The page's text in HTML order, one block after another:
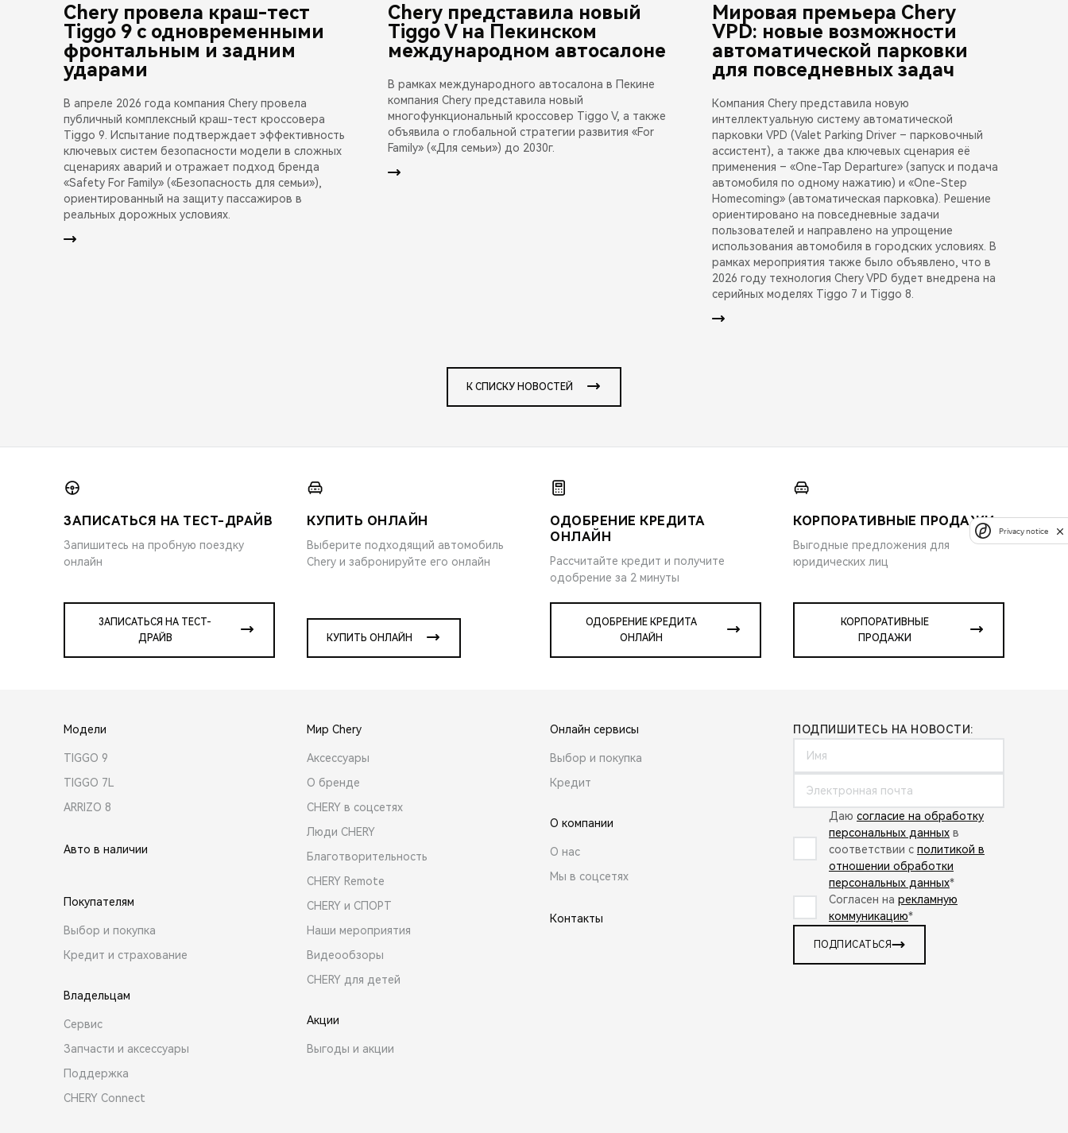
Chery провела краш-тест
Tiggo 9 с одновременными
фронтальным и задним
ударами
В апреле 2026 года компания Chery провела
публичный комплексный краш-тест кроссовера
Tiggo 9. Испытание подтверждает эффективность
ключевых систем безопасности модели в сложных
сценариях аварий и отражает подход бренда
«Safety For Family» («Безопасность для семьи»),
ориентированный на защиту пассажиров в
реальных дорожных условиях.
Chery представила новый
Tiggo V на Пекинском
международном автосалоне
В рамках международного автосалона в Пекине
компания Chery представила новый
многофункциональный кроссовер Tiggo V, а также
объявила о глобальной стратегии развития «For
Family» («Для семьи») до 2030г.
Мировая премьера Chery
VPD: новые возможности
автоматической парковки
для повседневных задач
Компания Chery представила новую
интеллектуальную систему автоматической
парковки VPD (Valet Parking Driver – парковочный
ассистент), а также два ключевых сценария её
применения – «One-Tap Departure» (запуск и подача
автомобиля по одному нажатию) и «One-Step
Homecoming» (автоматическая парковка). Решение
ориентировано на повседневные задачи
пользователей и направлено на упрощение
использования автомобиля в городских условиях. В
рамках мероприятия также было объявлено, что в
2026 году технология Chery VPD будет внедрена на
серийных моделях Tiggo 7 и Tiggo 8.
К СПИСКУ НОВОСТЕЙ
ЗАПИСАТЬСЯ НА ТЕСТ-ДРАЙВ
Запишитесь на пробную поездку
онлайн
ЗАПИСАТЬСЯ НА ТЕСТ-
ДРАЙВ
КУПИТЬ ОНЛАЙН
Выберите подходящий автомобиль
Chery и забронируйте его онлайн
КУПИТЬ ОНЛАЙН
ОДОБРЕНИЕ КРЕДИТА
ОНЛАЙН
Рассчитайте кредит и получите
одобрение за 2 минуты
ОДОБРЕНИЕ КРЕДИТА
ОНЛАЙН
КОРПОРАТИВНЫЕ ПРОДАЖИ
Выгодные предложения для
юридических лиц
КОРПОРАТИВНЫЕ
ПРОДАЖИ
Модели
TIGGO 9
TIGGO 7L
ARRIZO 8
Авто в наличии
Покупателям
Выбор и покупка
Кредит и страхование
Владельцам
Сервис
Запчасти и аксессуары
Поддержка
CHERY Connect
Мир Chery
Аксессуары
О бренде
CHERY в соцсетях
Люди CHERY
Благотворительность
CHERY Remote
CHERY и СПОРТ
Наши мероприятия
Видеообзоры
CHERY для детей
Акции
Выгоды и акции
Онлайн сервисы
Выбор и покупка
Кредит
О компании
О нас
Мы в соцсетях
Контакты
ПОДПИШИТЕСЬ НА НОВОСТИ:
Даю согласие на обработку
персональных данных в
соответствии с политикой в
отношении обработки
персональных данных*
Согласен на рекламную
коммуникацию*
ПОДПИСАТЬСЯ
Privacy notice